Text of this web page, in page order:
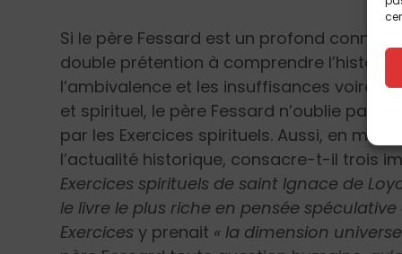
Si le père Fessard est un profond
double prétention à comprendre
l’ambivalence et les insuffisances voire
et spirituel, le père Fessard n’oublie pas
par les Exercices spirituels. Aussi, en
l’actualité historique, consacre-t-il trois
Exercices spirituels de saint Ignace de
le livre le plus riche en pensée
Exercices y prenait « la dimension